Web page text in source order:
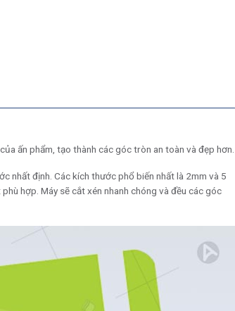
ấn phẩm, tạo thành các góc tròn an toàn và đẹp hơn.
nhất định. Các kích thước phổ biến nhất là 2mm và 5
hợp. Máy sẽ cắt xén nhanh chóng và đều các góc